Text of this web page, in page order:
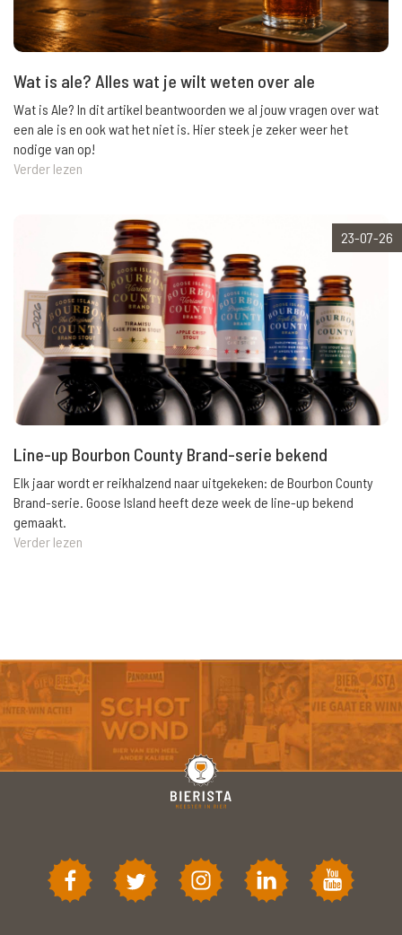
Wat is ale? Alles wat je wilt weten over ale
Wat is Ale? In dit artikel beantwoorden we al jouw vragen over wat
een ale is en ook wat het niet is. Hier steek je zeker weer het
nodige van op!
Verder lezen
23-07-26
Line-up Bourbon County Brand-serie bekend
Elk jaar wordt er reikhalzend naar uitgekeken: de Bourbon County
Brand-serie. Goose Island heeft deze week de line-up bekend
gemaakt.
Verder lezen